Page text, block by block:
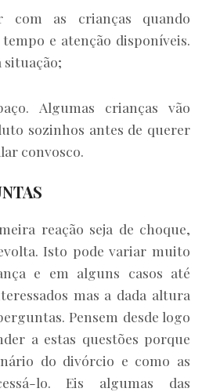
com as crianças quando
e atenção disponíveis.
situação;
Algumas crianças vão
sozinhos antes de querer
convosco.
reação seja de choque,
Isto pode variar muito
e em alguns casos até
mas a dada altura
Pensem desde logo
a estas questões porque
do divórcio e como as
lo. Eis algumas das